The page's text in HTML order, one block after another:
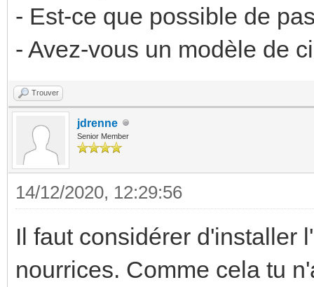
- Est-ce que possible de
- Avez-vous un modèle de
Trouver
jdrenne
Senior Member
14/12/2020, 12:29:56
Il faut considérer d'installer
nourrices. Comme cela tu